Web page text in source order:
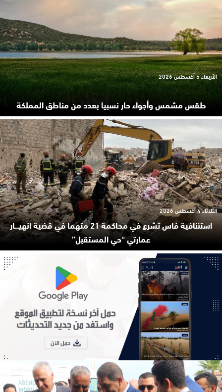
طقس مشمس وأجواء حار نسبيا بعدد من مناطق المملكة
الأربعاء 5 أغسطس 2026
استئنافية فاس تشرع في محاكمة 21 متهما في قضية انهيـ.ـار
عمارتي “حي المستقبل”
الثلاثاء 4 أغسطس 2026